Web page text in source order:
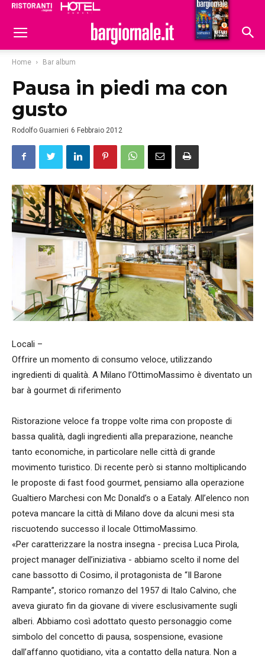
Hoteldomani
Home Bar album
Pausa in piedi ma con
gusto
Rodolfo Guarnieri 6 Febbraio 2012
Locali –
Offrire un momento di consumo veloce, utilizzando
ingredienti di qualità. A Milano l’OttimoMassimo è diventato un
bar à gourmet di riferimento
Ristorazione veloce fa troppe volte rima con proposte di
bassa qualità, dagli ingredienti alla preparazione, neanche
tanto economiche, in particolare nelle città di grande
movimento turistico. Di recente però si stanno moltiplicando
le proposte di fast food gourmet, pensiamo alla operazione
Gualtiero Marchesi con Mc Donald’s o a Eataly. All’elenco non
poteva mancare la città di Milano dove da alcuni mesi sta
riscuotendo successo il locale OttimoMassimo.
«Per caratterizzare la nostra insegna - precisa Luca Pirola,
project manager dell’iniziativa - abbiamo scelto il nome del
cane bassotto di Cosimo, il protagonista de “Il Barone
Rampante”, storico romanzo del 1957 di Italo Calvino, che
aveva giurato fin da giovane di vivere esclusivamente sugli
alberi. Abbiamo così adottato questo personaggio come
simbolo del concetto di pausa, sospensione, evasione
dall’affanno quotidiano, vita a contatto della natura. Non a